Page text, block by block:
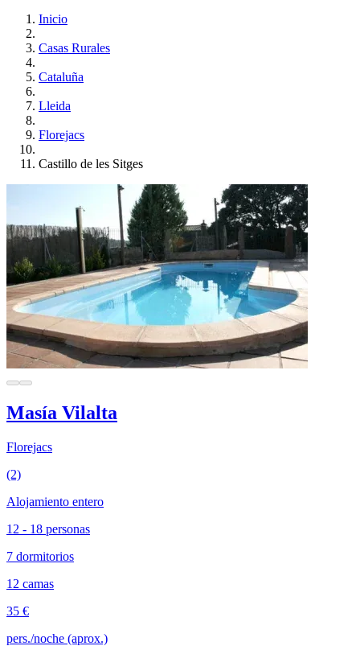
Inicio
Casas Rurales
Cataluña
Lleida
Florejacs
Castillo de les Sitges
Masía Vilalta
Florejacs
(2)
Alojamiento entero
12 - 18 personas
7 dormitorios
12 camas
35 €
pers./noche (aprox.)